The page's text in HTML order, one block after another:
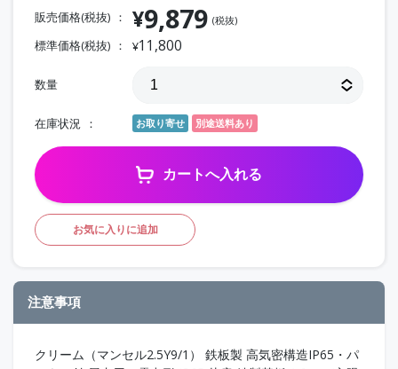
販売価格(税抜) ¥9,879 (税抜)
標準価格(税抜) ¥11,800
数量
在庫状況 お取り寄せ 別途送料あり
カートへ入れる
お気に入りに追加
注意事項
クリーム（マンセル2.5Y9/1） 鉄板製 高気密構造IP65・パ